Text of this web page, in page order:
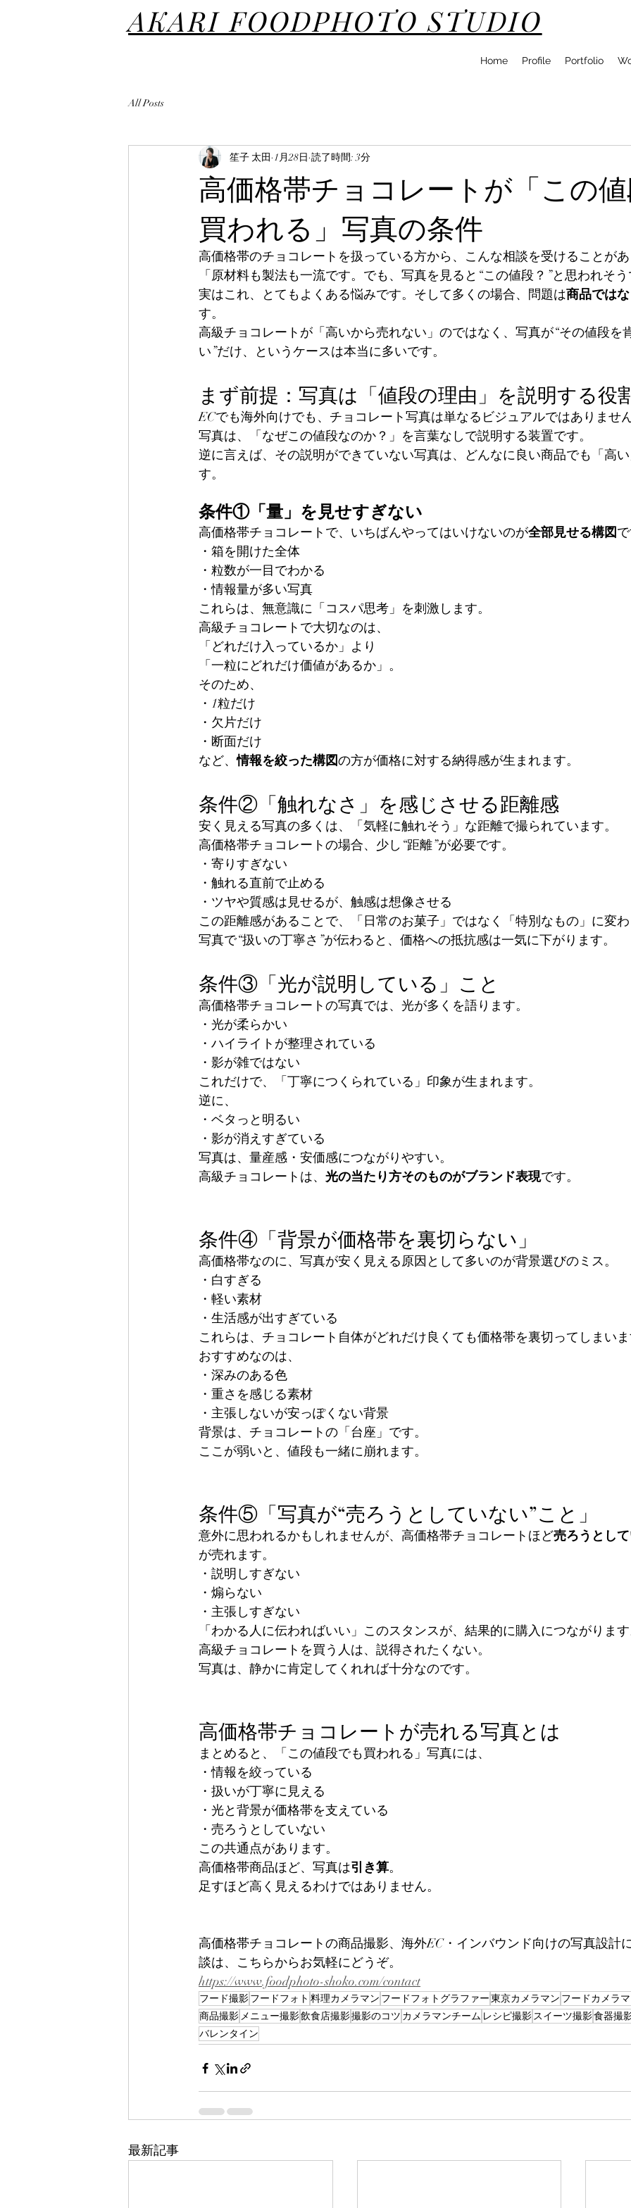
AKARI FOODPHOTO STUDIO
Home Profile Portfolio
All Posts
高価格帯チョコレートが「この
買われる」写真の条件
笙子 太田 1月28日 読了時間: 3分
高価格帯のチョコレートを扱っている方から、こんな相談を受けることが
「原材料も製法も一流です。でも、写真を見ると“この値段？”と思われそ
実はこれ、とてもよくある悩みです。そして多くの場合、問題は商品では
す。
高級チョコレートが「高いから売れない」のではなく、写真が“その値段を
い”だけ、というケースは本当に多いです。
まず前提：写真は「値段の理由」を説明する役
ECでも海外向けでも、チョコレート写真は単なるビジュアルではありませ
写真は、「なぜこの値段なのか？」を言葉なしで説明する装置です。
逆に言えば、その説明ができていない写真は、どんなに良い商品でも「高
す。
条件①「量」を見せすぎない
高価格帯チョコレートで、いちばんやってはいけないのが全部見せる構図
・箱を開けた全体
・粒数が一目でわかる
・情報量が多い写真
これらは、無意識に「コスパ思考」を刺激します。
高級チョコレートで大切なのは、
「どれだけ入っているか」より
「一粒にどれだけ価値があるか」。
そのため、
・1粒だけ
・欠片だけ
・断面だけ
など、情報を絞った構図の方が価格に対する納得感が生まれます。
条件②「触れなさ」を感じさせる距離感
安く見える写真の多くは、「気軽に触れそう」な距離で撮られています。
高価格帯チョコレートの場合、少し“距離”が必要です。
・寄りすぎない
・触れる直前で止める
・ツヤや質感は見せるが、触感は想像させる
この距離感があることで、「日常のお菓子」ではなく「特別なもの」に変
写真で“扱いの丁寧さ”が伝わると、価格への抵抗感は一気に下がります。
条件③「光が説明している」こと
高価格帯チョコレートの写真では、光が多くを語ります。
・光が柔らかい
・ハイライトが整理されている
・影が雑ではない
これだけで、「丁寧につくられている」印象が生まれます。
逆に、
・ベタっと明るい
・影が消えすぎている
写真は、量産感・安価感につながりやすい。
高級チョコレートは、 光の当たり方そのものがブランド表現です。
条件④「背景が価格帯を裏切らない」
高価格帯なのに、写真が安く見える原因として多いのが背景選びのミス。
・白すぎる
・軽い素材
・生活感が出すぎている
これらは、チョコレート自体がどれだけ良くても価格帯を裏切ってしまい
おすすめなのは、
・深みのある色
・重さを感じる素材
・主張しないが安っぽくない背景
背景は、チョコレートの「台座」です。
ここが弱いと、値段も一緒に崩れます。
条件⑤「写真が“売ろうとしていない”こと」
意外に思われるかもしれませんが、高価格帯チョコレートほど売ろうとし
が売れます。
・説明しすぎない
・煽らない
・主張しすぎない
「わかる人に伝わればいい」このスタンスが、結果的に購入につながりま
高級チョコレートを買う人は、説得されたくない。
写真は、静かに肯定してくれれば十分なのです。
高価格帯チョコレートが売れる写真とは
まとめると、「この値段でも買われる」写真には、
・情報を絞っている
・扱いが丁寧に見える
・光と背景が価格帯を支えている
・売ろうとしていない
この共通点があります。
高価格帯商品ほど、写真は引き算。
足すほど高く見えるわけではありません。
高価格帯チョコレートの商品撮影、海外EC・インバウンド向けの写真設計
談は、こちらからお気軽にどうぞ。
https://www.foodphoto-shoko.com/contact
フード撮影フードフォト 料理カメラマン フードフォトグラファー東京カメラマン フードカメラ
商品撮影 メニュー撮影飲食店撮影撮影のコツ カメラマンチーム レシピ撮影 スイーツ撮影食器撮
バレンタイン
最新記事